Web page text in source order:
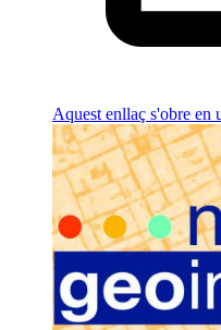
Aquest enllaç s'obre en